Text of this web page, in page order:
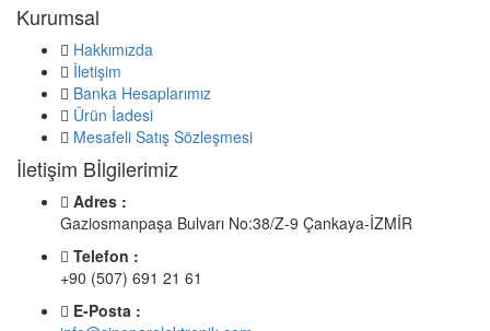
Kurumsal
Hakkımızda
İletişim
Banka Hesaplarımız
Ürün İadesi
Mesafeli Satış Sözleşmesi
İletişim Bİlgilerimiz
Adres :
Gaziosmanpaşa Bulvarı No:38/Z-9 Çankaya-İZMİR
Telefon :
+90 (507) 691 21 61
E-Posta :